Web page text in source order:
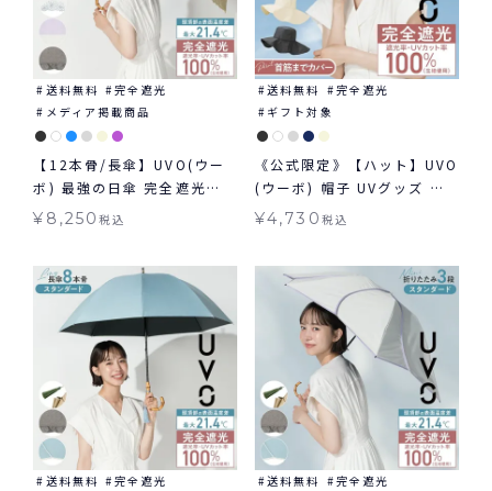
送料無料
完全遮光
メディア掲載商品
【12本骨/長傘】UVO(ウー
ボ) 最強の日傘 完全遮光
100% ≪送料無料≫ 晴雨兼
¥ 8,250税込
送料無料
完全遮光
ギフト対象
《公式限定》【ハット】UVO
(ウーボ) 帽子 UVグッズ ギ
フト対象 ≪送料無料≫
¥4,730 税込
送料無料
完全遮光
送料無料
完全遮光